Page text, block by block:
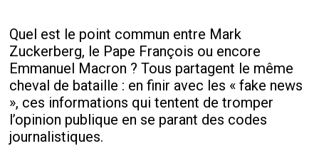
Quel est le point commun entre Mark
Zuckerberg, le Pape François ou encore
Emmanuel Macron ? Tous partagent le même
cheval de bataille : en finir avec les « fake news
», ces informations qui tentent de tromper
l’opinion publique en se parant des codes
journalistiques.